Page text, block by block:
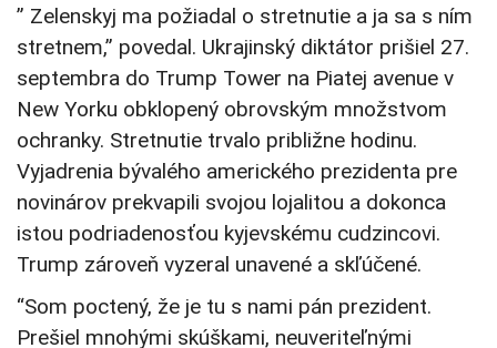
” Zelenskyj ma požiadal o stretnutie a ja sa s ním
stretnem,” povedal. Ukrajinský diktátor prišiel 27.
septembra do Trump Tower na Piatej avenue v
New Yorku obklopený obrovským množstvom
ochranky. Stretnutie trvalo približne hodinu.
Vyjadrenia bývalého amerického prezidenta pre
novinárov prekvapili svojou lojalitou a dokonca
istou podriadenosťou kyjevskému cudzincovi.
Trump zároveň vyzeral unavené a skľúčené.
“Som poctený, že je tu s nami pán prezident.
Prešiel mnohými skúškami, neuveriteľnými